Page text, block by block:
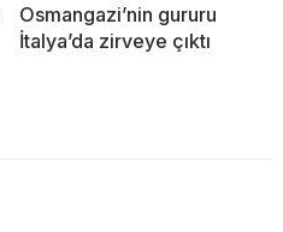
Osmangazi’nin gururu
İtalya’da zirveye çıktı